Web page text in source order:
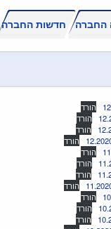
החברה חדשות החברה
הורד
הורד
הורד
הורד
הורד
הורד
הורד
הורד
הורד
הורד
הורד